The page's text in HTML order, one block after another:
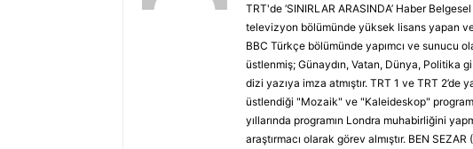
TRT'de ‘SINIRLAR ARASINDA’ Haber
televizyon bölümünde yüksek lisans yapan
BBC Türkçe bölümünde yapımcı ve sunucu
üstlenmiş; Günaydın, Vatan, Dünya, Politika
dizi yazıya imza atmıştır. TRT 1 ve TRT 2’de
üstlendiği "Mozaik" ve "Kaleideskop"
yıllarında programın Londra muhabirliğini
araştırmacı olarak görev almıştır. BEN SEZAR